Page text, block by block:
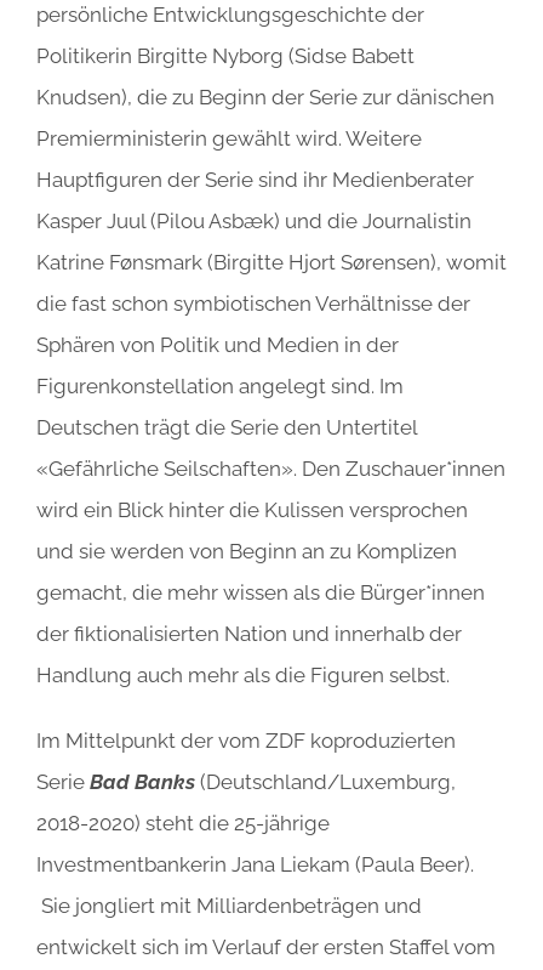
persönliche Entwicklungsgeschichte der
Politikerin Birgitte Nyborg (Sidse Babett
Knudsen), die zu Beginn der Serie zur dänischen
Premierministerin gewählt wird. Weitere
Hauptfiguren der Serie sind ihr Medienberater
Kasper Juul (Pilou Asbæk) und die Journalistin
Katrine Fønsmark (Birgitte Hjort Sørensen), womit
die fast schon symbiotischen Verhältnisse der
Sphären von Politik und Medien in der
Figurenkonstellation angelegt sind. Im
Deutschen trägt die Serie den Untertitel
«Gefährliche Seilschaften». Den Zuschauer*innen
wird ein Blick hinter die Kulissen versprochen
und sie werden von Beginn an zu Komplizen
gemacht, die mehr wissen als die Bürger*innen
der fiktionalisierten Nation und innerhalb der
Handlung auch mehr als die Figuren selbst.
Im Mittelpunkt der vom ZDF koproduzierten
Serie Bad Banks (Deutschland/Luxemburg,
2018-2020) steht die 25-jährige
Investmentbankerin Jana Liekam (Paula Beer).
Sie jongliert mit Milliardenbeträgen und
entwickelt sich im Verlauf der ersten Staffel vom